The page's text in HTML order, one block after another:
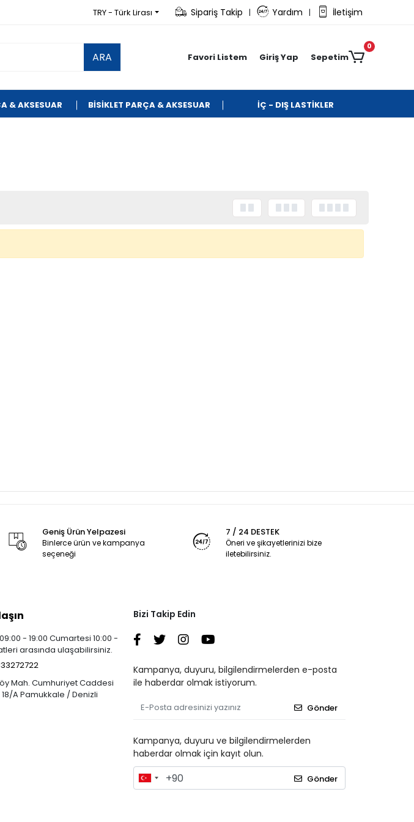
TRY - Türk Lirası Sipariş Takip | Yardım | İletişim
ARA Favori Listem Giriş Yap Sepetim
0
& AKSESUAR BİSİKLET PARÇA & AKSESUAR İÇ - DIŞ LASTİKLER
Geniş Ürün Yelpazesi
Binlerce ürün ve kampanya
seçeneği
7 / 24 DESTEK
Öneri ve şikayetlerinizi bize
iletebilirsiniz.
- 19:00 Cumartesi 10:00 -
arasında ulaşabilirsiniz.
Mah. Cumhuriyet Caddesi
18/A Pamukkale / Denizli
Bizi Takip Edin
Kampanya, duyuru, bilgilendirmelerden e-posta
ile haberdar olmak istiyorum.
Gönder
Kampanya, duyuru ve bilgilendirmelerden
haberdar olmak için kayıt olun.
Gönder